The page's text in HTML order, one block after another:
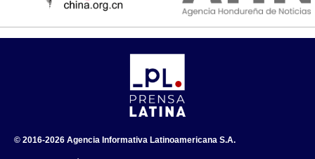
© 2016-2026 Agencia Informativa Latinoamericana S.A.